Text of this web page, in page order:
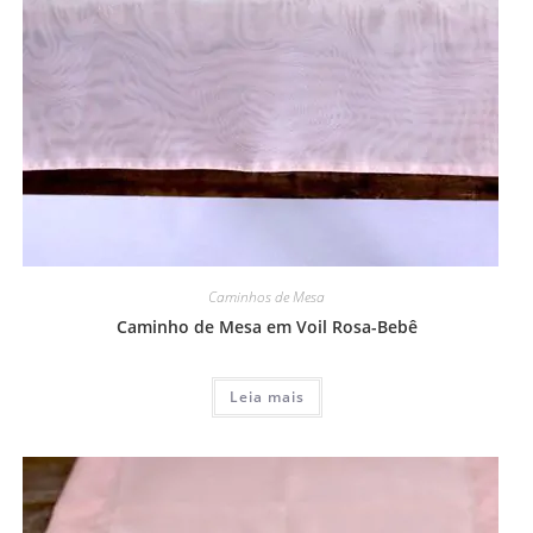
Caminhos de Mesa
Caminho de Mesa em Voil Rosa-Bebê
Leia mais